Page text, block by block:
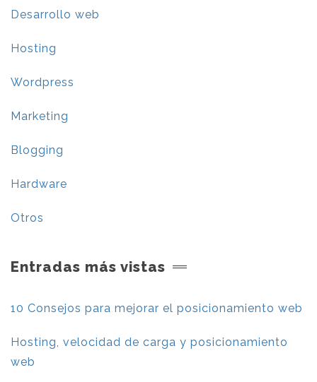
Desarrollo web
Hosting
Wordpress
Marketing
Blogging
Hardware
Otros
Entradas más vistas
10 Consejos para mejorar el posicionamiento web
Hosting, velocidad de carga y posicionamiento
web